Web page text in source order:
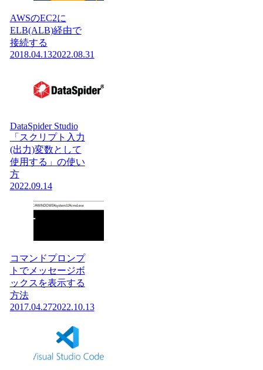
AWSのEC2に
ELB(ALB)経由で
接続する
2018.04.132022.08.31
DataSpider Studio
「スクリプト入力
(出力)変数として
使用する」の使い
方
2022.09.14
コマンドプロンプ
トでメッセージボ
ックスを表示する
方法
2017.04.272022.10.13